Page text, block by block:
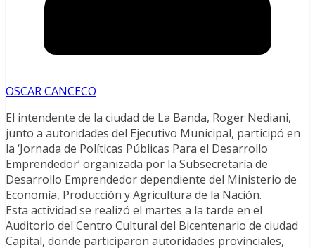
OSCAR CANCECO
El intendente de la ciudad de La Banda, Roger Nediani,
junto a autoridades del Ejecutivo Municipal, participó en
la ‘Jornada de Políticas Públicas Para el Desarrollo
Emprendedor’ organizada por la Subsecretaría de
Desarrollo Emprendedor dependiente del Ministerio de
Economía, Producción y Agricultura de la Nación.
Esta actividad se realizó el martes a la tarde en el
Auditorio del Centro Cultural del Bicentenario de ciudad
Capital, donde participaron autoridades provinciales,